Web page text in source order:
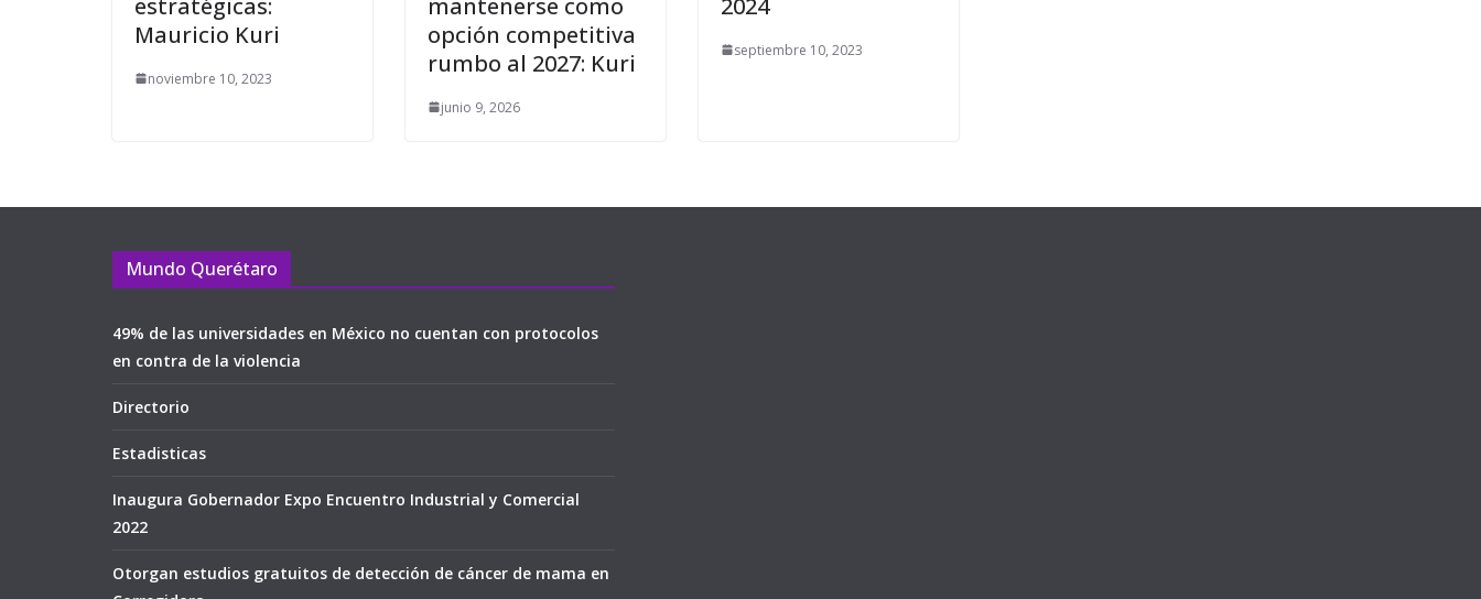
Mauricio Kuri
noviembre 10, 2023
opción competitiva
rumbo al 2027: Kuri
junio 9, 2026
septiembre 10, 2023
Mundo Querétaro
49% de las universidades en México no cuentan con protocolos
en contra de la violencia
Directorio
Estadisticas
Inaugura Gobernador Expo Encuentro Industrial y Comercial
2022
Otorgan estudios gratuitos de detección de cáncer de mama en